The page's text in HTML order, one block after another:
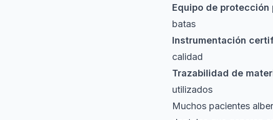
Equipo de protección
batas
Instrumentación
calidad
Trazabilidad de
utilizados
Muchos pacientes